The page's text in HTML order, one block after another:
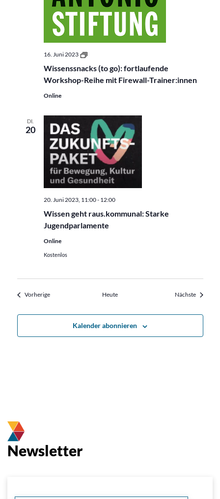
Wissenssnacks (to go): fortlaufende
Workshop-Reihe mit Firewall-Trainer:innen
16. Juni 2023
Wissenssnacks
go):
fortlaufende
Workshop-
Trainer:innen
Online
DI.
20
Wissen geht raus.kommunal: Starke
Jugendparlamente
20. Juni 2023, 11:00- 12:00
Online
Kostenlos
VorherigeVeranstaltungen Heute Nächste
Kalender abonnieren
Newsletter